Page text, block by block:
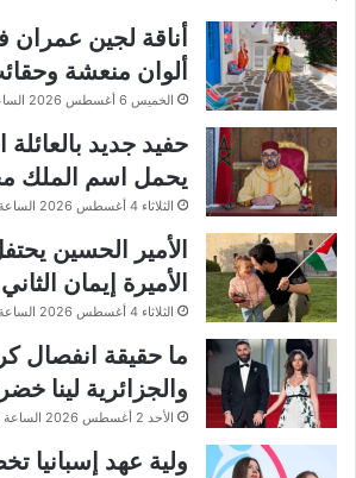
أناقة لجين
ألوان منعشة
الخميس 6 أغسطس 2026 الساعة 12:14 ص
حفيد جديد بالعائلة
يحمل اسم الملك
الثلاثاء 4 أغسطس 2026 الساعة 2:52 ص
الأمير الحسين
الأميرة إيمان
الثلاثاء 4 أغسطس 2026 الساعة 2:36 ص
ما حقيقة انفصال
والجزائرية لينا
الأحد 2 أغسطس 2026 الساعة 9:35 م
ولية عهد إسبانيا